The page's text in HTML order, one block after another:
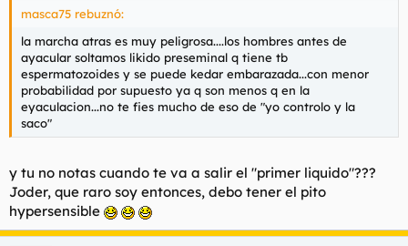
masca75 rebuznó:
la marcha atras es muy peligrosa....los hombres antes de
ayacular soltamos likido preseminal q tiene tb
espermatozoides y se puede kedar embarazada...con menor
probabilidad por supuesto ya q son menos q en la
eyaculacion...no te fies mucho de eso de "yo controlo y la
saco"
y tu no notas cuando te va a salir el "primer liquido"???
Joder, que raro soy entonces, debo tener el pito
hypersensible